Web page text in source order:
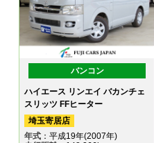
バンコン
ハイエース リンエイ バカンチェ
スリッツ FFヒーター
埼玉寄居店
年式 ：平成19年(2007年)